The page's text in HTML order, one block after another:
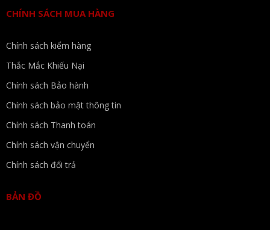
CHÍNH SÁCH MUA HÀNG
Chính sách kiểm hàng
Thắc Mắc Khiếu Nại
Chính sách Bảo hành
Chính sách bảo mật thông tin
Chính sách Thanh toán
Chính sách vận chuyển
Chính sách đổi trả
BẢN ĐỒ